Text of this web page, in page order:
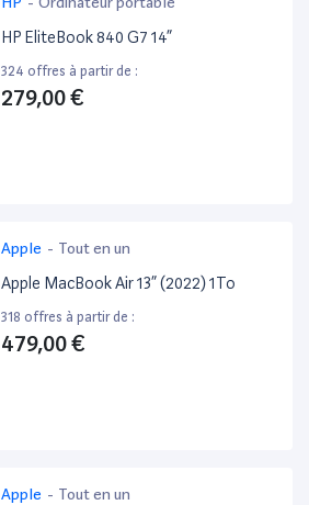
HP EliteBook 840 G7 14”
324 offres à partir de :
279,00 €
Apple - Tout en un
Apple MacBook Air 13” (2022) 1To
318 offres à partir de :
479,00 €
Apple - Tout en un